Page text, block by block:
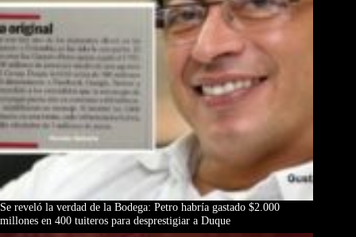
Se reveló la verdad de la Bodega: Petro habría gastado $2.000
millones en 400 tuiteros para desprestigiar a Duque